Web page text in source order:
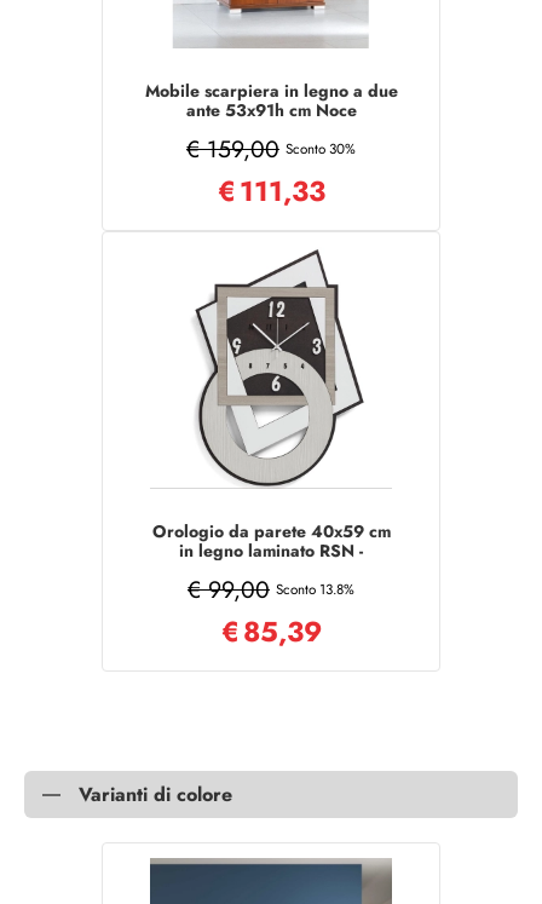
Mobile scarpiera in legno a due
ante 53x91h cm Noce
€ 159,00 Sconto 30%
€111,33
Orologio da parete 40x59 cm
in legno laminato RSN -
€ 99,00 Sconto 13.8%
€85,39
Varianti di colore